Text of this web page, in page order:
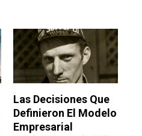
Las Decisiones Que
Definieron El Modelo
Empresarial